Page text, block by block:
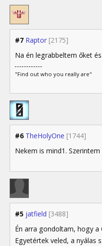
#7 Raptor [2175]
Na én legrabbeltem őket
"Find out who you really are"
#6 TheHolyOne [1744]
Nekem is mind1.
#5 jatfield [3488]
Én arra gondoltam, hogy a
Egyetértek veled, a nyálas